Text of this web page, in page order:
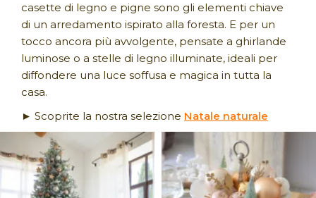
casette di legno e pigne sono gli elementi chiave
di un arredamento ispirato alla foresta. E per un
tocco ancora più avvolgente, pensate a ghirlande
luminose o a stelle di legno illuminate, ideali per
diffondere una luce soffusa e magica in tutta la
casa.
► Scoprite la nostra selezione Natale naturale